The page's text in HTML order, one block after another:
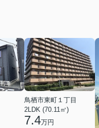
鳥栖市東町１丁目
2LDK (70.11㎡)
7.4万円